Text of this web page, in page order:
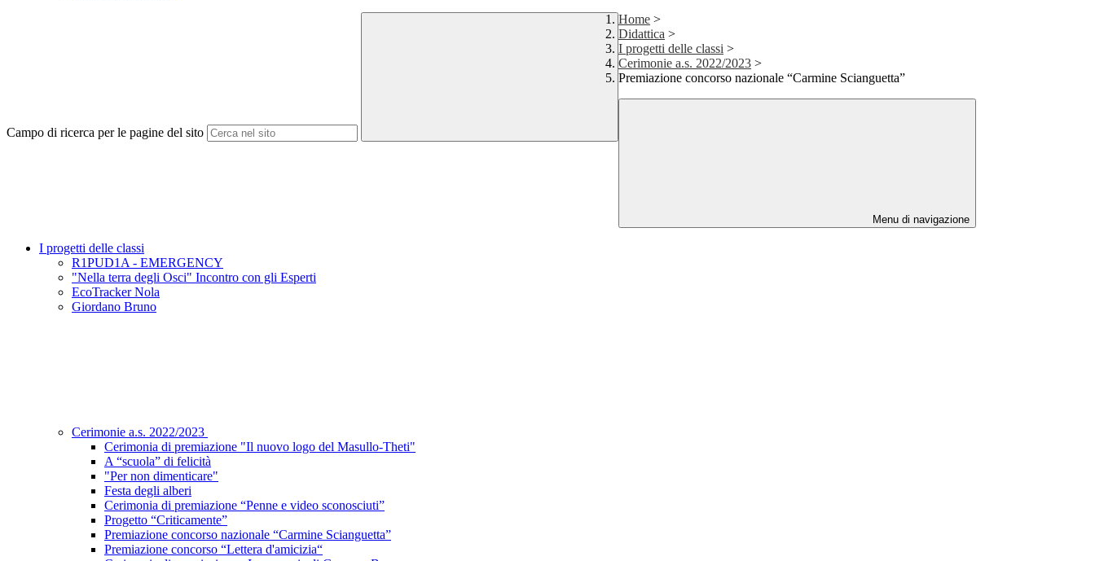
Campo di ricerca per le pagine del sito
Home >
Didattica >
I progetti delle classi >
Cerimonie a.s. 2022/2023 >
Premiazione concorso nazionale “Carmine Scianguetta”
Menu di navigazione
I progetti delle classi
R1PUD1A - EMERGENCY
"Nella terra degli Osci" Incontro con gli Esperti
EcoTracker Nola
Giordano Bruno
Cerimonie a.s. 2022/2023
Cerimonia di premiazione "Il nuovo logo del Masullo-Theti"
A “scuola” di felicità
"Per non dimenticare"
Festa degli alberi
Cerimonia di premiazione “Penne e video sconosciuti”
Progetto “Criticamente”
Premiazione concorso nazionale “Carmine Scianguetta”
Premiazione concorso “Lettera d'amicizia“